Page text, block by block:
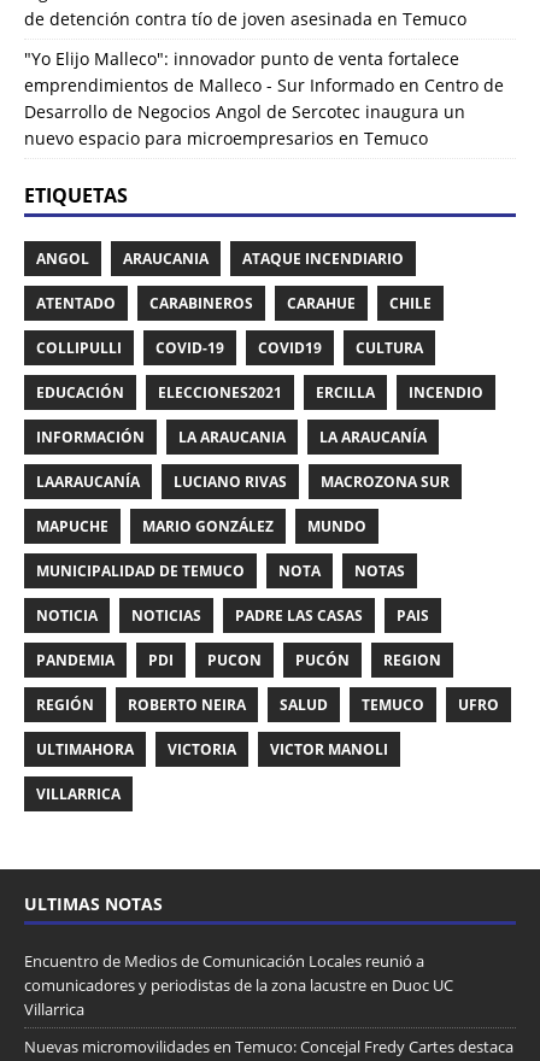
de detención contra tío de joven asesinada en Temuco
"Yo Elijo Malleco": innovador punto de venta fortalece
emprendimientos de Malleco - Sur Informado en Centro de
Desarrollo de Negocios Angol de Sercotec inaugura un
nuevo espacio para microempresarios en Temuco
ETIQUETAS
ANGOL ARAUCANIA ATAQUE INCENDIARIO
ATENTADO CARABINEROS CARAHUE CHILE
COLLIPULLI COVID-19 COVID19 CULTURA
EDUCACIÓN ELECCIONES2021 ERCILLA INCENDIO
INFORMACIÓN LA ARAUCANIA LA ARAUCANÍA
LAARAUCANÍA LUCIANO RIVAS MACROZONA SUR
MAPUCHE MARIO GONZÁLEZ MUNDO
MUNICIPALIDAD DE TEMUCO NOTA NOTAS
NOTICIA NOTICIAS PADRE LAS CASAS PAIS
PANDEMIA PDI PUCON PUCÓN REGION
REGIÓN ROBERTO NEIRA SALUD TEMUCO UFRO
ULTIMAHORA VICTORIA VICTOR MANOLI
VILLARRICA
ULTIMAS NOTAS
Encuentro de Medios de Comunicación Locales reunió a
comunicadores y periodistas de la zona lacustre en Duoc UC
Villarrica
Nuevas micromovilidades en Temuco: Concejal Fredy Cartes destaca